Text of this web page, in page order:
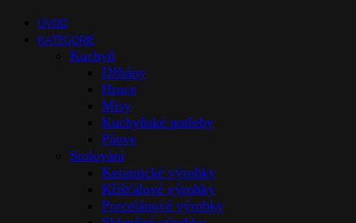
ÚVOD
KATEGORIE
Kuchyň
Džbány
Hrnce
Mísy
Kuchyňské potřeby
Pánve
Stolováni
Keramické výrobky
Křišťálové výrobky
Porcelánové výrobky